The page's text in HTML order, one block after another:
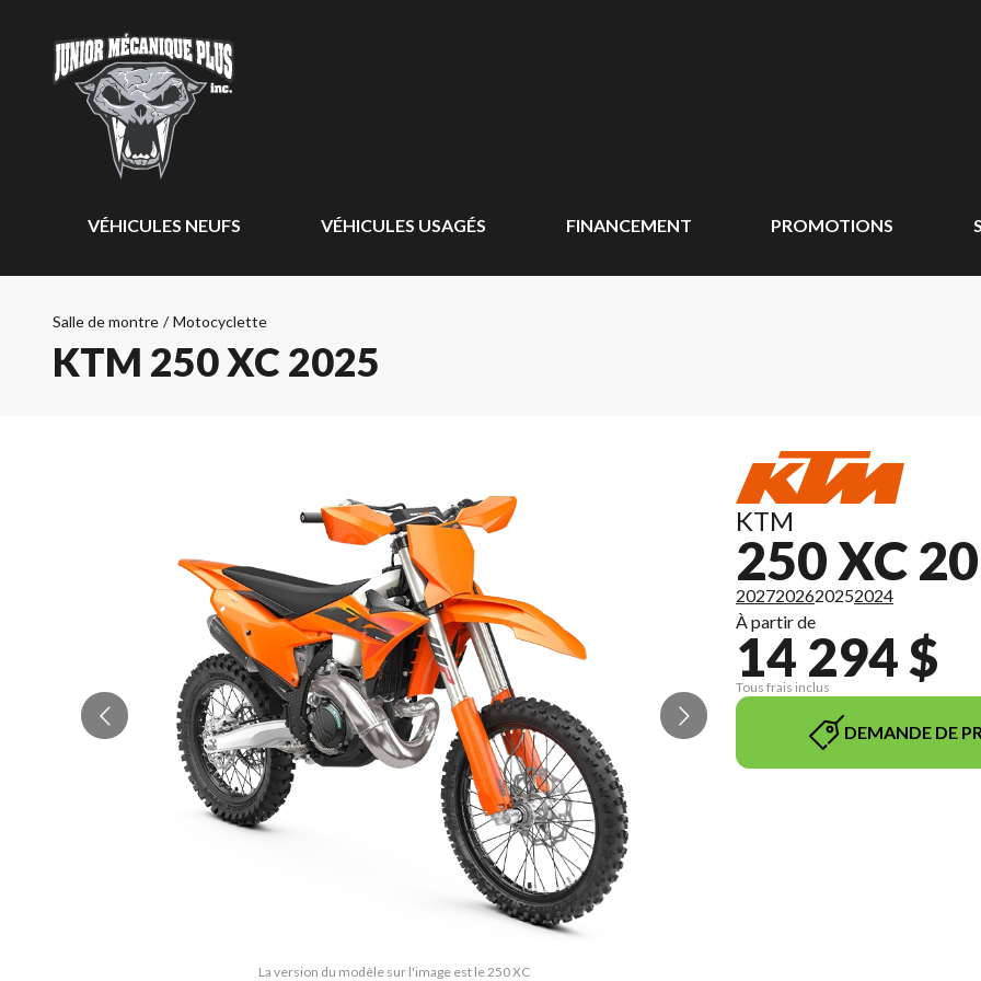
VÉHICULES NEUFS VÉHICULES USAGÉS FINANCEMENT PROMOTIONS
Salle de montre / Motocyclette
KTM 250 XC 2025
La version du modèle sur l'image est le 250 XC
KTM
250 XC
2027202620252024
À partir de
14 294 $
Tous frais inclus
DEMANDE DE